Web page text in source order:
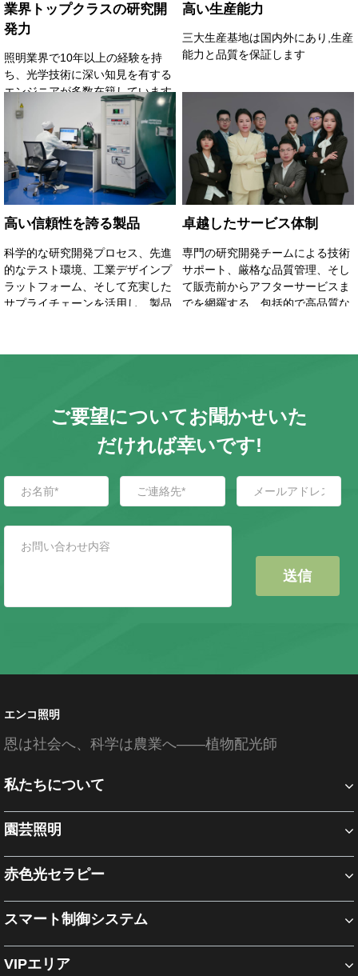
業界トップクラスの研究開
発力
照明業界で10年以上の経験を持
ち、光学技術に深い知見を有する
エンジニアが多数在籍しています
高い生産能力
三大生産基地は国内外にあり,生産
能力と品質を保証します
高い信頼性を誇る製品
科学的な研究開発プロセス、先進
的なテスト環境、工業デザインプ
ラットフォーム、そして充実した
サプライチェーンを活用し、製品
卓越したサービス体制
専門の研究開発チームによる技術
サポート、厳格な品質管理、そし
て販売前からアフターサービスま
でを網羅する、包括的で高品質な
ご要望についてお聞かせいた
だければ幸いです!
送信
エンコ照明
恩は社会へ、科学は農業へ――植物配光師
私たちについて
園芸照明
赤色光セラピー
スマート制御システム
VIPエリア